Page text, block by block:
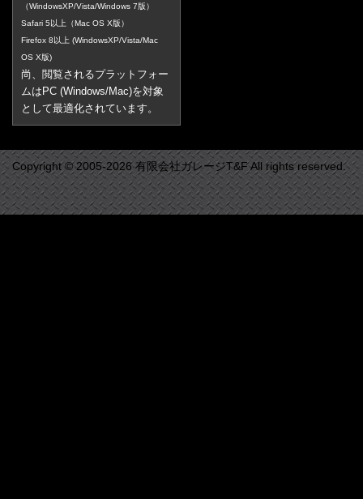
（WindowsXP/Vista/Windows 7版）
Safari 5以上（Mac OS X版）
Firefox 8以上 (WindowsXP/Vista/Mac
OS X版)
尚、閲覧されるプラットフォー
ムはPC (Windows/Mac)を対象
として最適化されています。
Copyright © 2005-2026 有限会社ガレージT&F All rights reserved.